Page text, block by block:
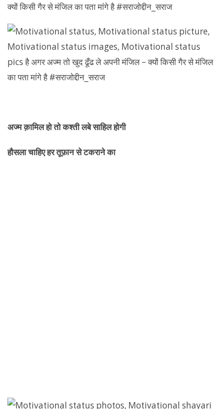
क्यों किसी गैर से मंजिल का पता मांगे है #सराजोद्दीन_सराज
अज्म क़ामिल हो तो कश्ती लबे साहिल होगी
हौसला चाहिए हर तूफ़ान से टकराने का